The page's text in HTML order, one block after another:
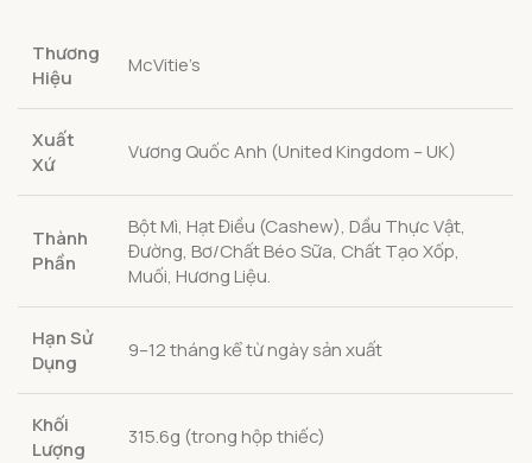
Thương
Hiệu
McVitie’s
Xuất
Xứ
Vương Quốc Anh (United Kingdom – UK)
Thành
Phần
Bột Mì, Hạt Điều (Cashew), Dầu Thực Vật,
Đường, Bơ/Chất Béo Sữa, Chất Tạo Xốp,
Muối, Hương Liệu.
Hạn Sử
Dụng
9–12 tháng kể từ ngày sản xuất
Khối
Lượng
315.6g (trong hộp thiếc)